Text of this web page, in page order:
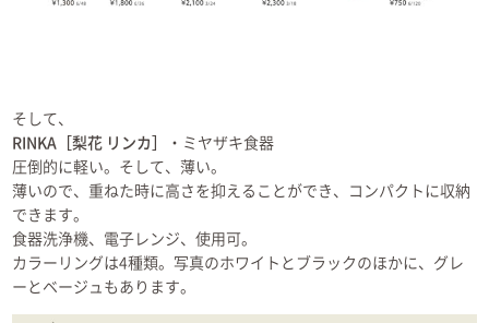
そして、
RINKA［梨花 リンカ］
・ミヤザキ食器
圧倒的に軽い。そして、薄い。
薄いので、重ねた時に高さを抑えることができ、コンパクトに収納
できます。
食器洗浄機、電子レンジ、使用可。
カラーリングは4種類。写真のホワイトとブラックのほかに、グレ
ーとベージュもあります。